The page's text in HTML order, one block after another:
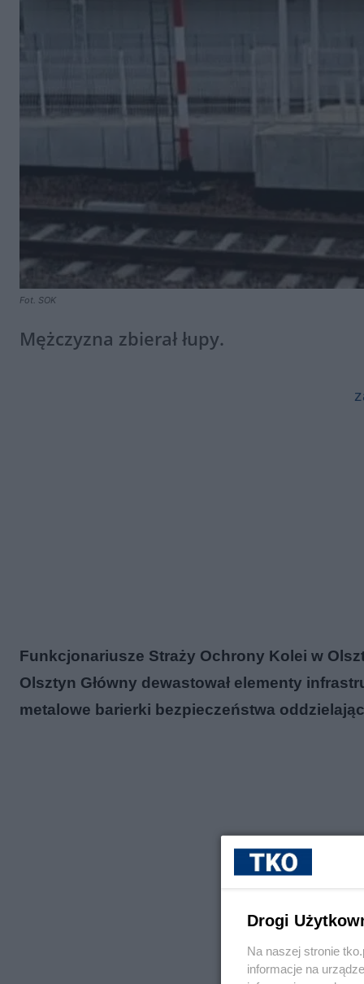
Fot. SOK
Mężczyzna zbierał łupy.
Funkcjonariusze Straży Ochrony Kolei w
Olsztyn Główny dewastował elementy
metalowe barierki bezpieczeństwa
Drogi
Na naszej stronie
informacje na